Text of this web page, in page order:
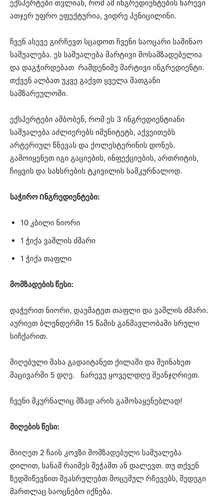
ექსპერტები თვლიან, რომ ამ ინგრედიენტების ნარევი
ათჯერ უფრო ეფექტურია, ვიდრე პენიცილინი.
ჩვენ ასევე გირჩევთ სცადოთ ჩვენი საოცარი საშინაო
საშუალება. ეს საშუალება მარტივი მოსამზადებელია
და დაგჭირდებათ რამდენიმე მარტივი ინგრედიენტი.
თქვენ ალბათ უკვე გაქვთ ყველა მათგანი
სამზარეულოში.
ექსპერტები ამბობენ, რომ ეს 3 ინგრედიენტიანი
საშუალება აძლიერებს იმუნიტეტს, აქვეითებს
არტერიულ წნევას და ქოლესტერინის დონეს.
გამოიყენეთ იგი გაციების, ინფექციების, ართრიტის,
ჩიყვის და სახსრების ტკივილის სამკურნალოდ.
საჭირო Ინგრედიენტები:
10 კბილი ნიორი
1 ჭიქა ვაშლის ძმარი
1 ჭიქა თაფლი
მომზადების წესი:
დაჭერით ნიორი, დაუმატეთ თაფლი და ვაშლის ძმარი.
აურიეთ ბლენდერში 15 წამის განმავლობაში სრული
სიჩქარით.
მიღებული მასა გადაიტანეთ ქილაში და შეინახეთ
მაცივარში 5 დღე. ნარევუ ყოველდღე შეანჯღრიეთ.
ჩვენი მკურნალიც მზად არის გამოსაყენებლად!
მიღების წესი:
მიიღეთ 2 ჩაის კოვზი მომზადებული საშუალება
დილით, სანამ რაიმეს შეჭამთ ან დალევთ. თუ თქვენ
ზედმიწევნით შეასრულებთ მოცემულ რჩევებს, შედეგი
მართლაც საოცნებო იქნება.